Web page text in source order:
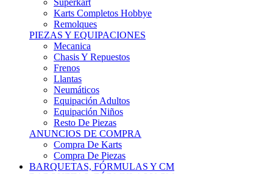
Remolques
PIEZAS Y EQUIPACIONES
Mecanica
Chasis Y Repuestos
Frenos
Llantas
Neumáticos
Equipación Adultos
Equipación Niños
Resto De Piezas
ANUNCIOS DE COMPRA
Compra De Karts
Compra De Piezas
BARQUETAS, FÓRMULAS Y CM
BARQUETAS, FÓRMULAS Y CM